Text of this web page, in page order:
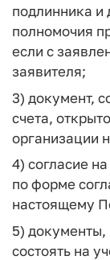
подлинника
полномочия
если с
заявителя;
3) документ,
счета,
организации
4) согласие
по форме
настоящему
5)
состоять на